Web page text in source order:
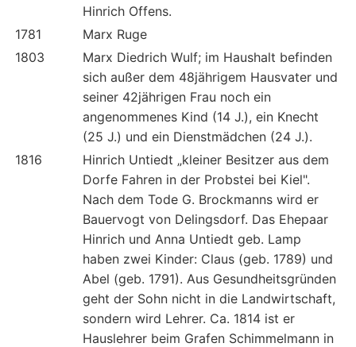
Hinrich Offens.
1781
Marx Ruge
1803
Marx Diedrich Wulf; im Haushalt befinden
sich außer dem 48jährigem Hausvater und
seiner 42jährigen Frau noch ein
angenommenes Kind (14 J.), ein Knecht
(25 J.) und ein Dienstmädchen (24 J.).
1816
Hinrich Untiedt „kleiner Besitzer aus dem
Dorfe Fahren in der Probstei bei Kiel".
Nach dem Tode G. Brockmanns wird er
Bauervogt von Delingsdorf. Das Ehepaar
Hinrich und Anna Untiedt geb. Lamp
haben zwei Kinder: Claus (geb. 1789) und
Abel (geb. 1791). Aus Gesundheitsgründen
geht der Sohn nicht in die Landwirtschaft,
sondern wird Lehrer. Ca. 1814 ist er
Hauslehrer beim Grafen Schimmelmann in